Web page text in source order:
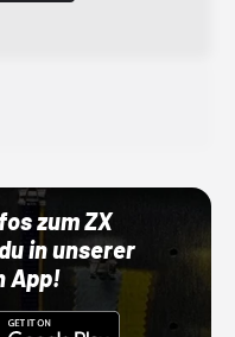
zum ZX
in unserer
App!